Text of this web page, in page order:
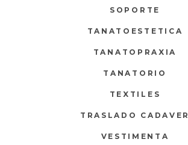
SOPORTE
TANATOESTETICA
TANATOPRAXIA
TANATORIO
TEXTILES
TRASLADO CADAVER
VESTIMENTA